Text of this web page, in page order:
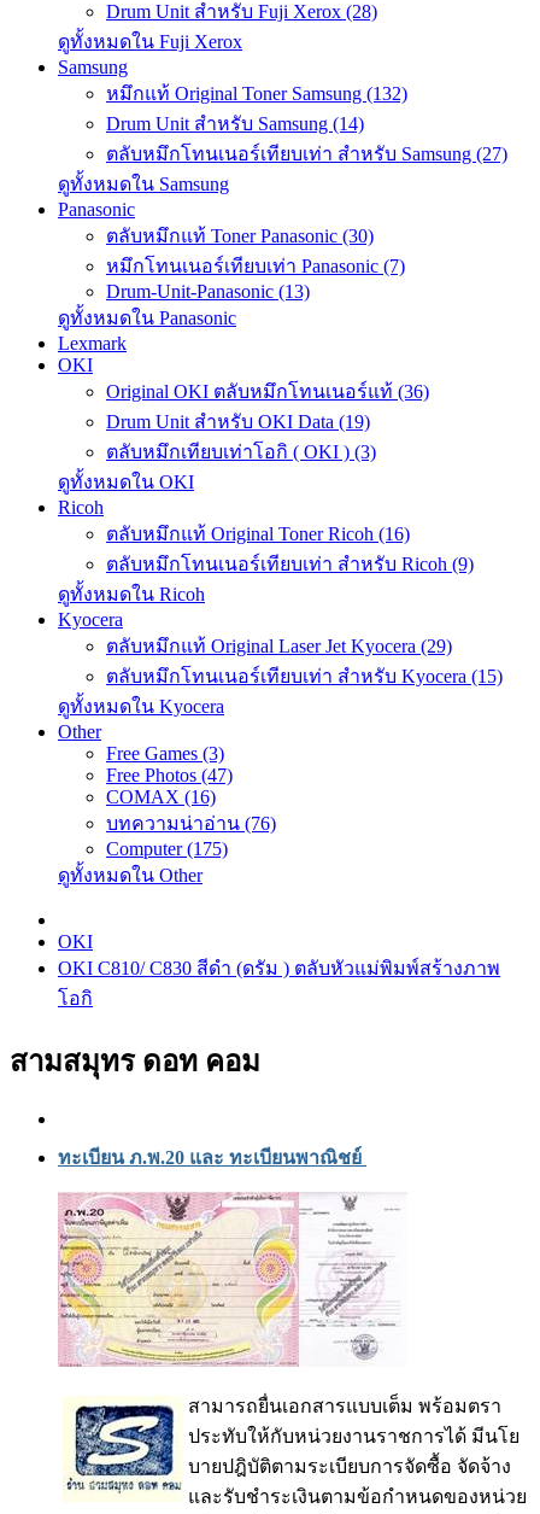
Drum Unit สำหรับ Fuji Xerox (28)
ดูทั้งหมดใน Fuji Xerox
Samsung
หมึกแท้ Original Toner Samsung (132)
Drum Unit สำหรับ Samsung (14)
ตลับหมึกโทนเนอร์เทียบเท่า สำหรับ Samsung (27)
ดูทั้งหมดใน Samsung
Panasonic
ตลับหมึกแท้ Toner Panasonic (30)
หมึกโทนเนอร์เทียบเท่า Panasonic (7)
Drum-Unit-Panasonic (13)
ดูทั้งหมดใน Panasonic
Lexmark
OKI
Original OKI ตลับหมึกโทนเนอร์แท้ (36)
Drum Unit สำหรับ OKI Data (19)
ตลับหมึกเทียบเท่าโอกิ ( OKI ) (3)
ดูทั้งหมดใน OKI
Ricoh
ตลับหมึกแท้ Original Toner Ricoh (16)
ตลับหมึกโทนเนอร์เทียบเท่า สำหรับ Ricoh (9)
ดูทั้งหมดใน Ricoh
Kyocera
ตลับหมึกแท้ Original Laser Jet Kyocera (29)
ตลับหมึกโทนเนอร์เทียบเท่า สำหรับ Kyocera (15)
ดูทั้งหมดใน Kyocera
Other
Free Games (3)
Free Photos (47)
COMAX (16)
บทความน่าอ่าน (76)
Computer (175)
ดูทั้งหมดใน Other
OKI
OKI C810/ C830 สีดำ (ดรัม ) ตลับหัวแม่พิมพ์สร้างภาพ
โอกิ
สามสมุทร ดอท คอม
ทะเบียน ภ.พ.20 และ ทะเบียนพาณิชย์
สามารถยื่นเอกสารแบบเต็ม พร้อมตรา
ประทับให้กับหน่วยงานราชการได้ มีนโย
บายปฎิบัติตามระเบียบการจัดซื้อ จัดจ้าง
และรับชำระเงินตามข้อกำหนดของหน่วย